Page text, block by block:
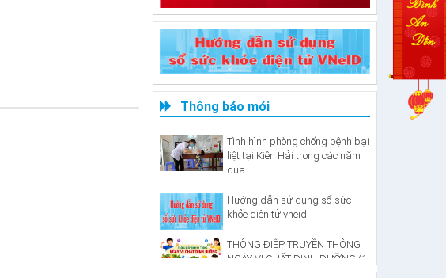
Thông báo mới
TUYÊN TRUYỀN VỀ KHÁM SỨC
LỌC MIỄN PHÍ CHO NGƯỜI
DÂN
Tình hình phòng chống bệnh bại
liệt tại Kiên Hải trong các năm
qua
Hướng dẫn sử dụng sổ sức
khỏe điện tử vneid
THÔNG ĐIỆP TRUYỀN THÔNG
NGÀY VI CHẤT DINH DƯỠNG (1-
2/6/2026)